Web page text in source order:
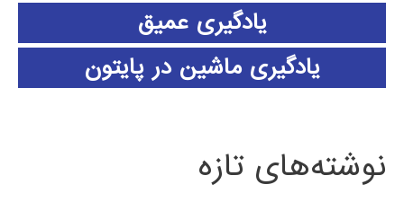
یادگیری عمیق
یادگیری ماشین در پایتون
نوشته‌های تازه